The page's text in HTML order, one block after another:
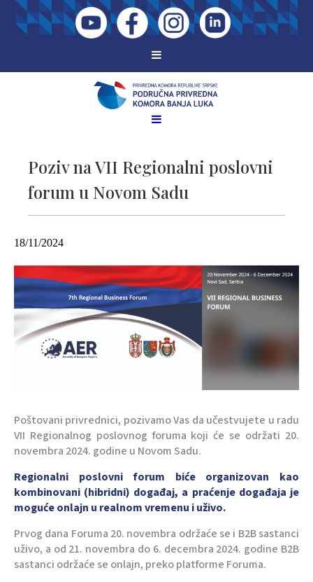
Poziv na VII Regionalni poslovni
forum u Novom Sadu
18/11/2024
Poštovani privrednici, pozivamo Vas da učestvujete u radu
VII Regionalnog poslovnog foruma koji će se održati 20.
novembra 2024. godine u Novom Sadu.
Regionalni poslovni forum biće organizovan kao
kombinovani (hibridni) događaj, a praćenje događaja je
moguće onlajn u realnom vremenu i uživo.
Prvog dana Foruma 20. novembra održaće se i B2B sastanci
uživo, a od 21. novembra do 6. decembra 2024. godine B2B
sastanci održaće se onlajn, preko platforme Foruma.